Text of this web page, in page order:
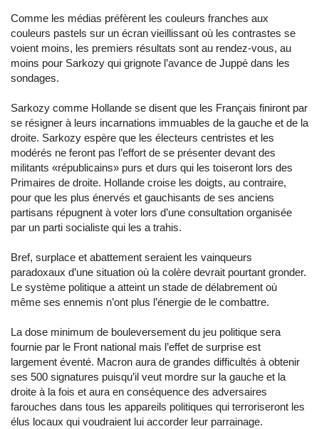
Comme les médias préfèrent les couleurs franches aux
couleurs pastels sur un écran vieillissant où les contrastes se
voient moins, les premiers résultats sont au rendez-vous, au
moins pour Sarkozy qui grignote l’avance de Juppé dans les
sondages.
Sarkozy comme Hollande se disent que les Français finiront par
se résigner à leurs incarnations immuables de la gauche et de la
droite. Sarkozy espère que les électeurs centristes et les
modérés ne feront pas l’effort de se présenter devant des
militants «républicains» purs et durs qui les toiseront lors des
Primaires de droite. Hollande croise les doigts, au contraire,
pour que les plus énervés et gauchisants de ses anciens
partisans répugnent à voter lors d’une consultation organisée
par un parti socialiste qui les a trahis.
Bref, surplace et abattement seraient les vainqueurs
paradoxaux d’une situation où la colère devrait pourtant gronder.
Le système politique a atteint un stade de délabrement où
même ses ennemis n’ont plus l’énergie de le combattre.
La dose minimum de bouleversement du jeu politique sera
fournie par le Front national mais l’effet de surprise est
largement éventé. Macron aura de grandes difficultés à obtenir
ses 500 signatures puisqu’il veut mordre sur la gauche et la
droite à la fois et aura en conséquence des adversaires
farouches dans tous les appareils politiques qui terroriseront les
élus locaux qui voudraient lui accorder leur parrainage.